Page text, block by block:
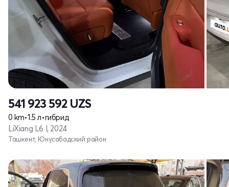
541 923 592 UZS
0 km•1.5 л•гибрид
LiXiang L6 I, 2024
Ташкент, Юнусабадский район